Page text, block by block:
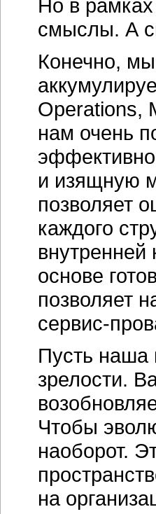
Но в
смыслы. А
Конечно,
Operations,
нам очень
и изящную
позволяет
каждого
основе
позволяет
сервис-
Пусть наша
зрелости.
Чтобы
наоборот.
на